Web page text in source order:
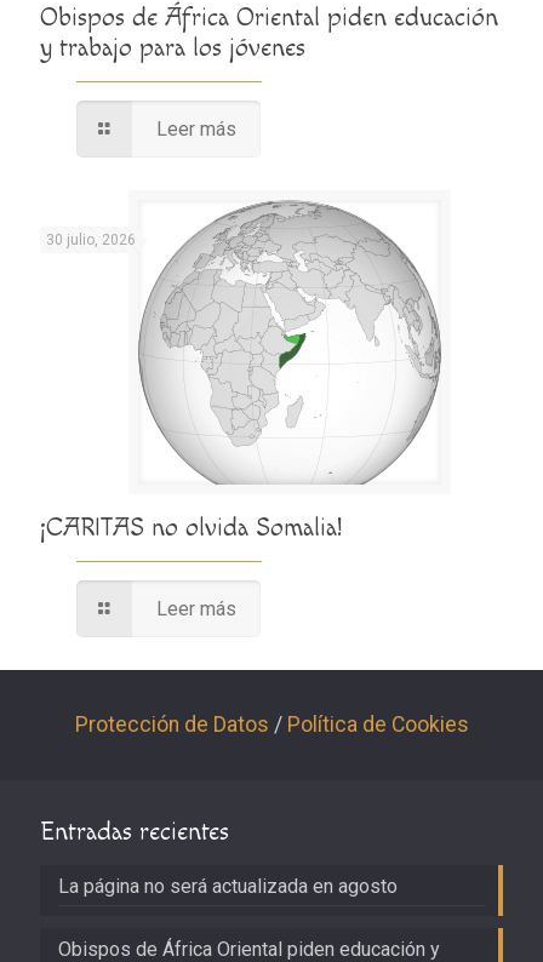
Obispos de África Oriental piden educación
y trabajo para los jóvenes
Leer más
30 julio, 2026
¡CARITAS no olvida Somalia!
Leer más
Protección de Datos / Política de Cookies
Entradas recientes
La página no será actualizada en agosto
Obispos de África Oriental piden educación y